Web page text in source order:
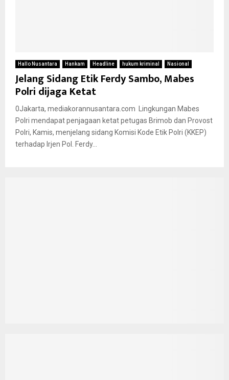
Hallo Nusantara Hankam Headline hukum kriminal Nasional
Jelang Sidang Etik Ferdy Sambo, Mabes
Polri dijaga Ketat
0Jakarta, mediakorannusantara.com Lingkungan Mabes
Polri mendapat penjagaan ketat petugas Brimob dan Provost
Polri, Kamis, menjelang sidang Komisi Kode Etik Polri (KKEP)
terhadap Irjen Pol. Ferdy...